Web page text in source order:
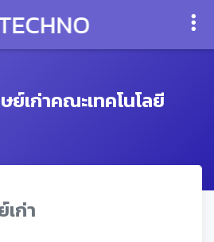
เก่าคณะเทคโนโลยี
ก่า